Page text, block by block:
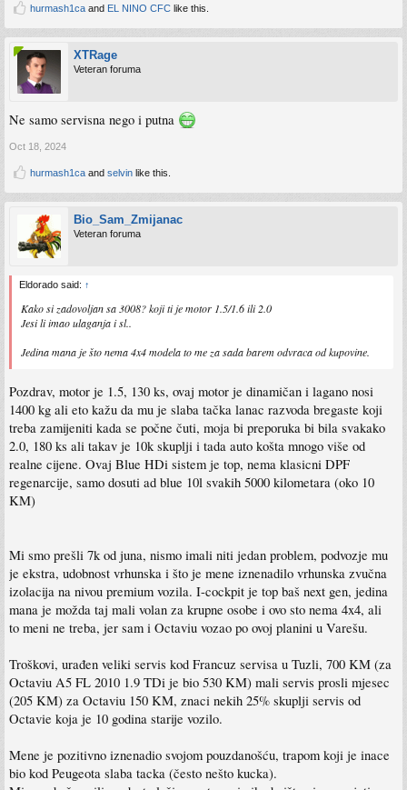
hurmash1ca and EL NINO CFC like this.
XTRage
Veteran foruma
Ne samo servisna nego i putna
Oct 18, 2024
hurmash1ca and selvin like this.
Bio_Sam_Zmijanac
Veteran foruma
Eldorado said: ↑
Kako si zadovoljan sa 3008? koji ti je motor 1.5/1.6 ili 2.0
Jesi li imao ulaganja i sl..
Jedina mana je što nema 4x4 modela to me za sada barem odvraca od kupovine.
Pozdrav, motor je 1.5, 130 ks, ovaj motor je dinamičan i lagano nosi
1400 kg ali eto kažu da mu je slaba tačka lanac razvoda bregaste koji
treba zamijeniti kada se počne čuti, moja bi preporuka bi bila svakako
2.0, 180 ks ali takav je 10k skuplji i tada auto košta mnogo više od
realne cijene. Ovaj Blue HDi sistem je top, nema klasicni DPF
regenarcije, samo dosuti ad blue 10l svakih 5000 kilometara (oko 10
KM)
Mi smo prešli 7k od juna, nismo imali niti jedan problem, podvozje mu
je ekstra, udobnost vrhunska i što je mene iznenadilo vrhunska zvučna
izolacija na nivou premium vozila. I-cockpit je top baš next gen, jedina
mana je možda taj mali volan za krupne osobe i ovo sto nema 4x4, ali
to meni ne treba, jer sam i Octaviu vozao po ovoj planini u Varešu.
Troškovi, urađen veliki servis kod Francuz servisa u Tuzli, 700 KM (za
Octaviu A5 FL 2010 1.9 TDi je bio 530 KM) mali servis prosli mjesec
(205 KM) za Octaviu 150 KM, znaci nekih 25% skuplji servis od
Octavie koja je 10 godina starije vozilo.
Mene je pozitivno iznenadio svojom pouzdanošću, trapom koji je inace
bio kod Peugeota slaba tacka (često nešto kucka).